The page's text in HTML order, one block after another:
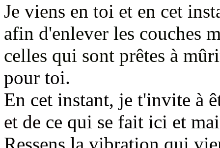
Je viens en toi et en cet
afin d'enlever les couches
celles qui sont prêtes à
pour toi.
En cet instant, je t'invite à
et de ce qui se fait ici et